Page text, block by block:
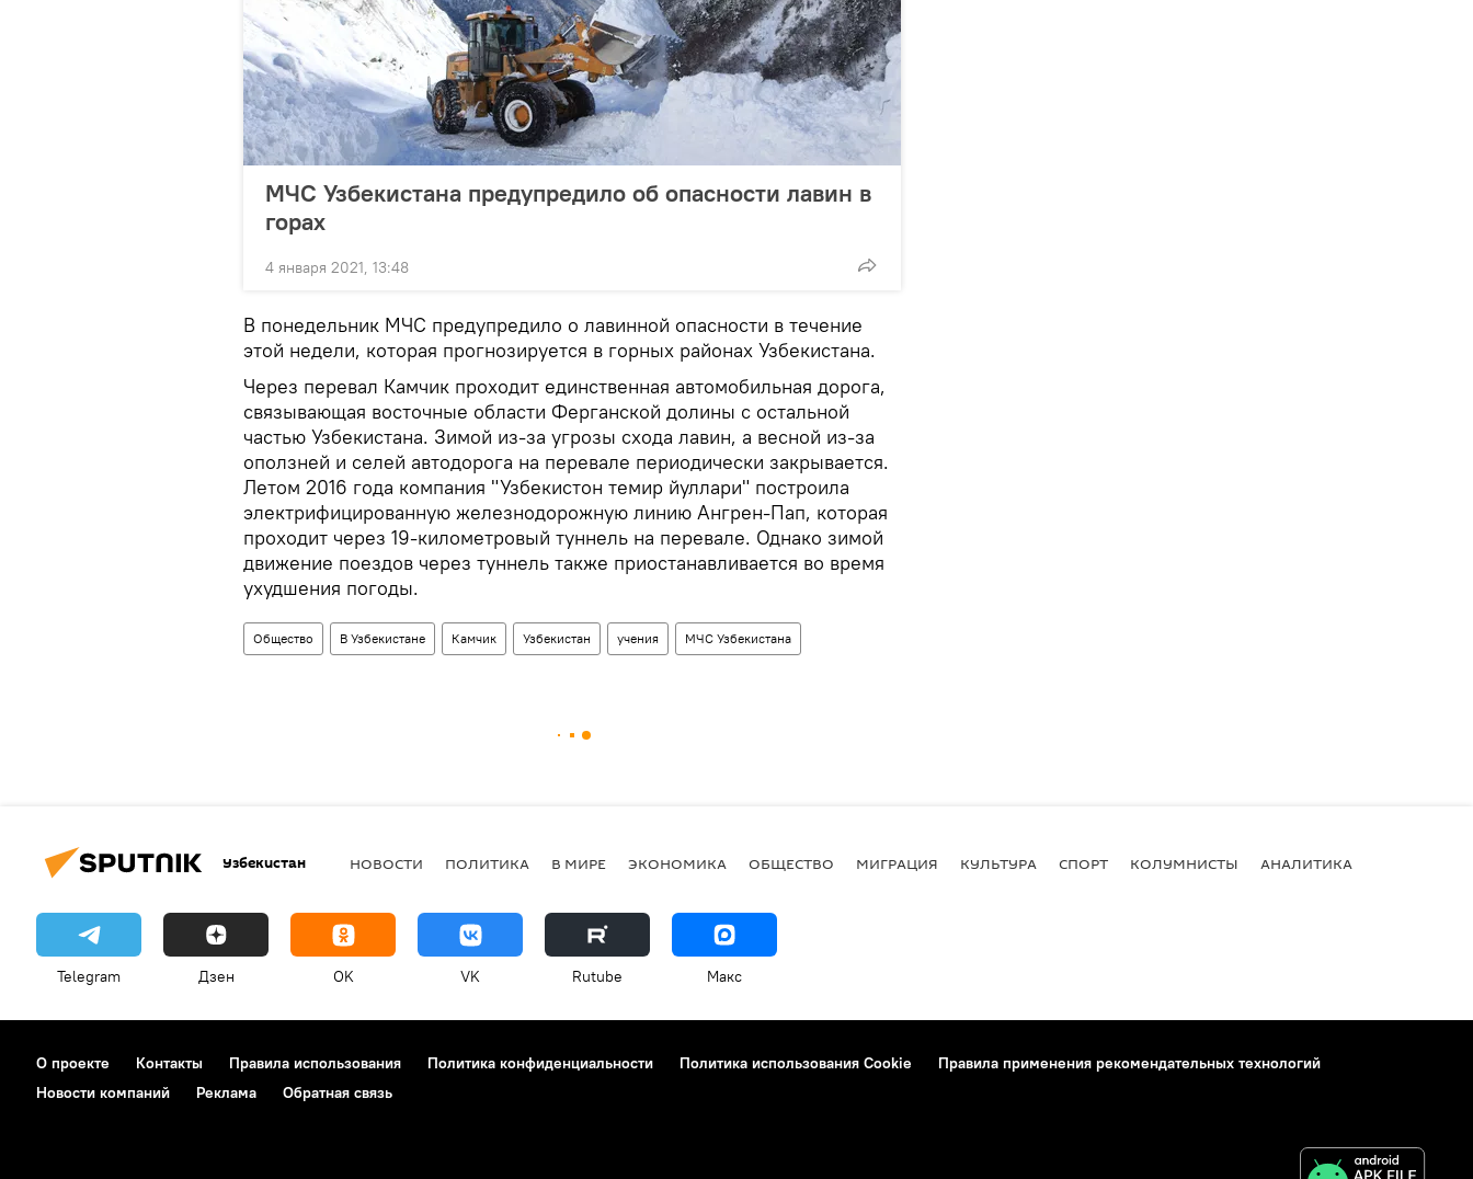
МЧС Узбекистана предупредило об опасности лавин в
горах
4 января 2021, 13:48
В понедельник МЧС предупредило о лавинной опасности в течение
этой недели, которая прогнозируется в горных районах Узбекистана.
Через перевал Камчик проходит единственная автомобильная дорога,
связывающая восточные области Ферганской долины с остальной
частью Узбекистана. Зимой из-за угрозы схода лавин, а весной из-за
оползней и селей автодорога на перевале периодически закрывается.
Летом 2016 года компания "Узбекистон темир йуллари" построила
электрифицированную железнодорожную линию Ангрен-Пап, которая
проходит через 19-километровый туннель на перевале. Однако зимой
движение поездов через туннель также приостанавливается во время
ухудшения погоды.
Общество В Узбекистане Камчик Узбекистан учения МЧС Узбекистана
Узбекистан НОВОСТИ ПОЛИТИКА В МИРЕ ЭКОНОМИКА ОБЩЕСТВО МИГРАЦИЯ КУЛЬТУРА СПОРТ КОЛУМНИСТЫ АНАЛИТИКА
Telegram Дзен OK VK Rutube Макс
О проекте Контакты Правила использования Политика конфиденциальности Политика использования Cookie
Правила применения рекомендательных технологий
Новости компаний
Реклама Обратная связь